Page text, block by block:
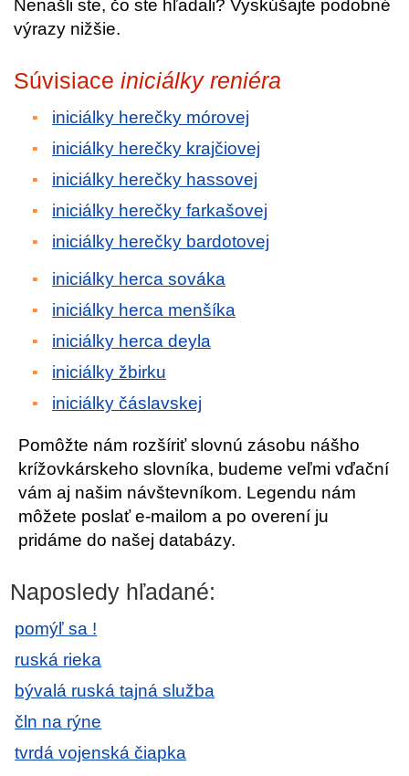
Nenašli ste, čo ste hľadali? Vyskúšajte podobné
výrazy nižšie.
Súvisiace iniciálky reniéra
iniciálky herečky mórovej
iniciálky herečky krajčiovej
iniciálky herečky hassovej
iniciálky herečky farkašovej
iniciálky herečky bardotovej
iniciálky herca sováka
iniciálky herca menšíka
iniciálky herca deyla
iniciálky žbirku
iniciálky čáslavskej
Pomôžte nám rozšíriť slovnú zásobu nášho
krížovkárskeho slovníka, budeme veľmi vďační
vám aj našim návštevníkom. Legendu nám
môžete poslať e-mailom a po overení ju
pridáme do našej databázy.
Naposledy hľadané:
pomýľ sa !
ruská rieka
bývalá ruská tajná služba
čln na rýne
tvrdá vojenská čiapka